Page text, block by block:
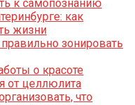
к самопознанию
как
жизни
зонировать
о красоте
от целлюлита
что